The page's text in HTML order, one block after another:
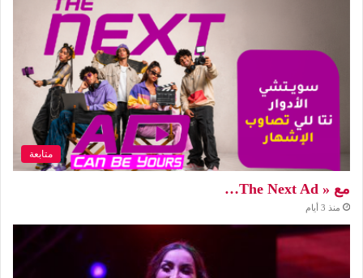
متابعة
مع « The Next Ad…
منذ 3 أيام